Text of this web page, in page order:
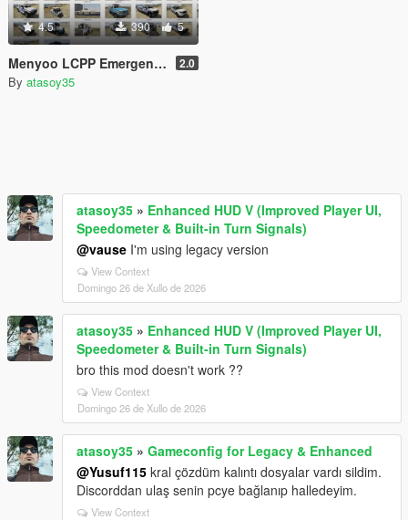
4.5 390 5
Menyoo LCPP Emergency Previews 2.0
By atasoy35
atasoy35 » Enhanced HUD V (Improved Player UI,
Speedometer & Built-in Turn Signals)
@vause I'm using legacy version
View Context
Domingo 26 de Xullo de 2026
atasoy35 » Enhanced HUD V (Improved Player UI,
Speedometer & Built-in Turn Signals)
bro this mod doesn't work ??
View Context
Domingo 26 de Xullo de 2026
atasoy35 » Gameconfig for Legacy & Enhanced
@Yusuf115 kral çözdüm kalıntı dosyalar vardı sildim.
Discorddan ulaş senin pcye bağlanıp halledeyim.
View Context